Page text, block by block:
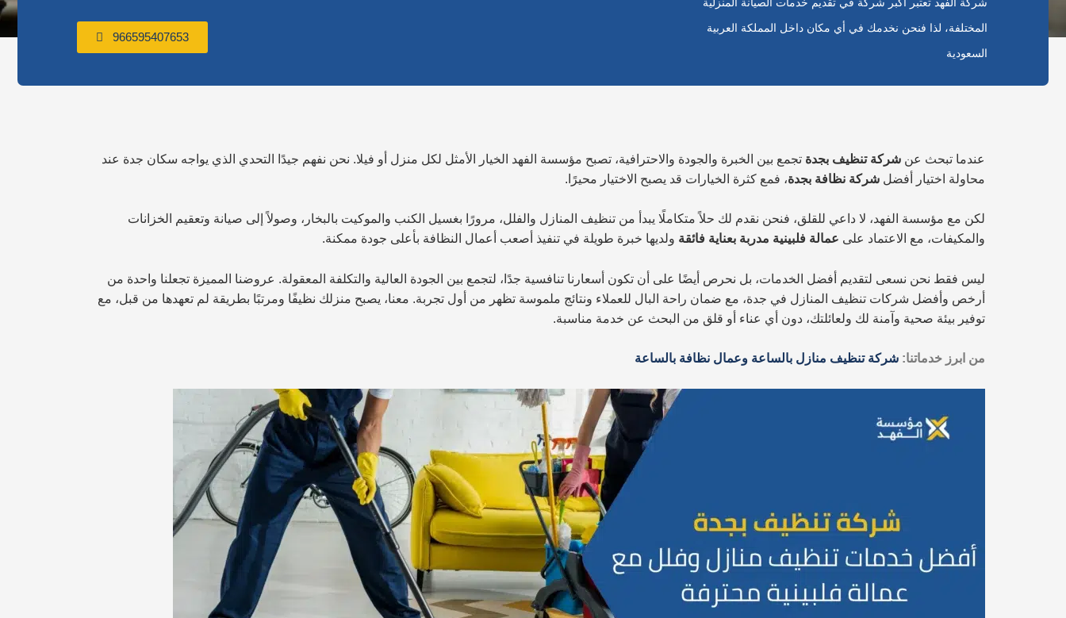
المختلفة، لذا فنحن نخدمك في أي مكان داخل المملكة العربية
السعودية
966595407653
عندما تبحث عن شركة تنظيف بجدة تجمع بين الخبرة والجودة والاحترافية، تصبح مؤسسة الفهد الخيار الأمثل لكل منزل أو فيلا. نحن نفهم جيدًا التحدي الذي يواجه سكان جدة عند
محاولة اختيار أفضل شركة نظافة بجدة، فمع كثرة الخيارات قد يصبح الاختيار محيرًا.
لكن مع مؤسسة الفهد، لا داعي للقلق، فنحن نقدم لك حلاً متكاملًا يبدأ من تنظيف المنازل والفلل، مرورًا بغسيل الكنب والموكيت بالبخار، وصولاً إلى صيانة وتعقيم الخزانات
والمكيفات، مع الاعتماد على عمالة فلبينية مدربة بعناية فائقة ولديها خبرة طويلة في تنفيذ أصعب أعمال النظافة بأعلى جودة ممكنة.
ليس فقط نحن نسعى لتقديم أفضل الخدمات، بل نحرص أيضًا على أن تكون أسعارنا تنافسية جدًا، لتجمع بين الجودة العالية والتكلفة المعقولة. عروضنا المميزة تجعلنا واحدة من
أرخص وأفضل شركات تنظيف المنازل في جدة، مع ضمان راحة البال للعملاء ونتائج ملموسة تظهر من أول تجربة. معنا، يصبح منزلك نظيفًا ومرتبًا بطريقة لم تعهدها من قبل، مع
توفير بيئة صحية وآمنة لك ولعائلتك، دون أي عناء أو قلق من البحث عن خدمة مناسبة.
من ابرز خدماتنا: شركة تنظيف منازل بالساعة وعمال نظافة بالساعة